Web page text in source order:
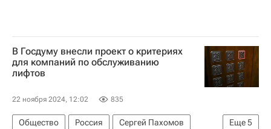
В Госдуму внесли проект о критериях
для компаний по обслуживанию
лифтов
22 ноября 2024, 12:02 835
Еще5
Общество Россия
Сергей Пахомов